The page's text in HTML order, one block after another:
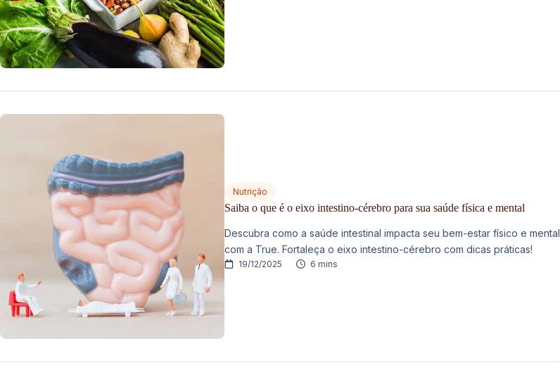
Nutrição
Saiba o que é o eixo intestino-cérebro para sua saúde física e mental
Descubra como a saúde intestinal impacta seu bem-estar físico e mental
com a True. Fortaleça o eixo intestino-cérebro com dicas práticas!
19/12/2025 6 mins